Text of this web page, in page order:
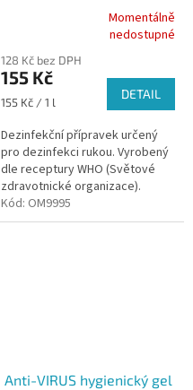
produktu
je
5,0
5
hvězdiček.
Momentálně
nedostupné
128 Kč bez DPH
155 Kč
Měrná
155 Kč / 1 l
DETAIL
Dezinfekční přípravek určený
pro dezinfekci rukou. Vyrobený
dle receptury WHO (Světové
zdravotnické organizace).
Kód: OM9995
Anti-VIRUS hygienický gel